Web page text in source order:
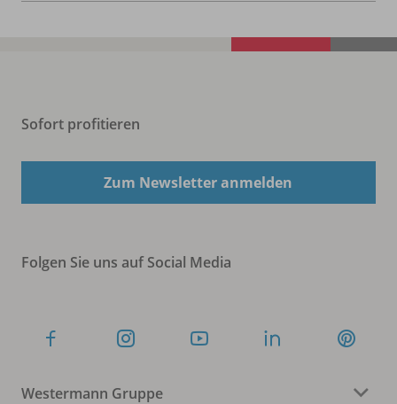
Sofort profitieren
Zum Newsletter anmelden
Folgen Sie uns auf Social Media
Westermann Gruppe